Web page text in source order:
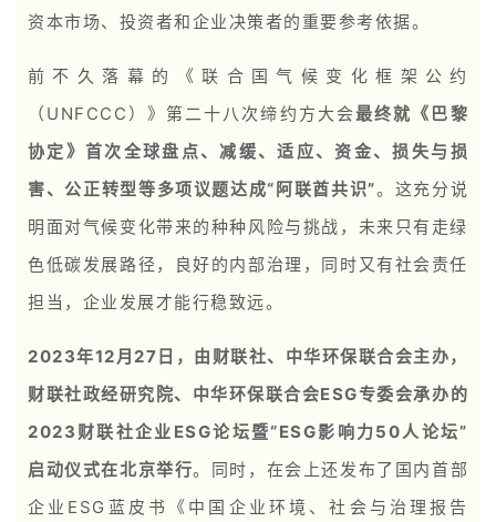
资本市场、投资者和企业决策者的重要参考依据。
前不久落幕的《联合国气候变化框架公约
（UNFCCC）》第二十八次缔约方大会最终就《巴黎
协定》首次全球盘点、减缓、适应、资金、损失与损
害、公正转型等多项议题达成“阿联酋共识”。这充分说
明面对气候变化带来的种种风险与挑战，未来只有走绿
色低碳发展路径，良好的内部治理，同时又有社会责任
担当，企业发展才能行稳致远。
2023年12月27日，由财联社、中华环保联合会主办，
财联社政经研究院、中华环保联合会ESG专委会承办的
2023财联社企业ESG论坛暨“ESG影响力50人论坛”
启动仪式在北京举行。同时，在会上还发布了国内首部
企业ESG蓝皮书《中国企业环境、社会与治理报告